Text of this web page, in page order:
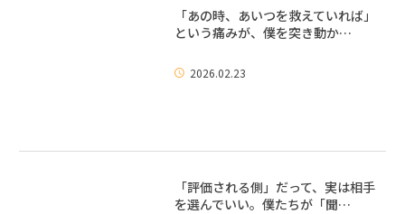
「あの時、あいつを救えていれば」
という痛みが、僕を突き動か…
2026.02.23
「評価される側」だって、実は相手
を選んでいい。僕たちが「聞…